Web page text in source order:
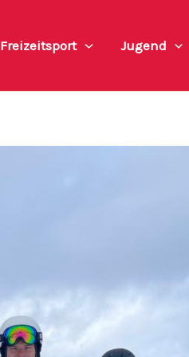
Freizeitsport Jugend